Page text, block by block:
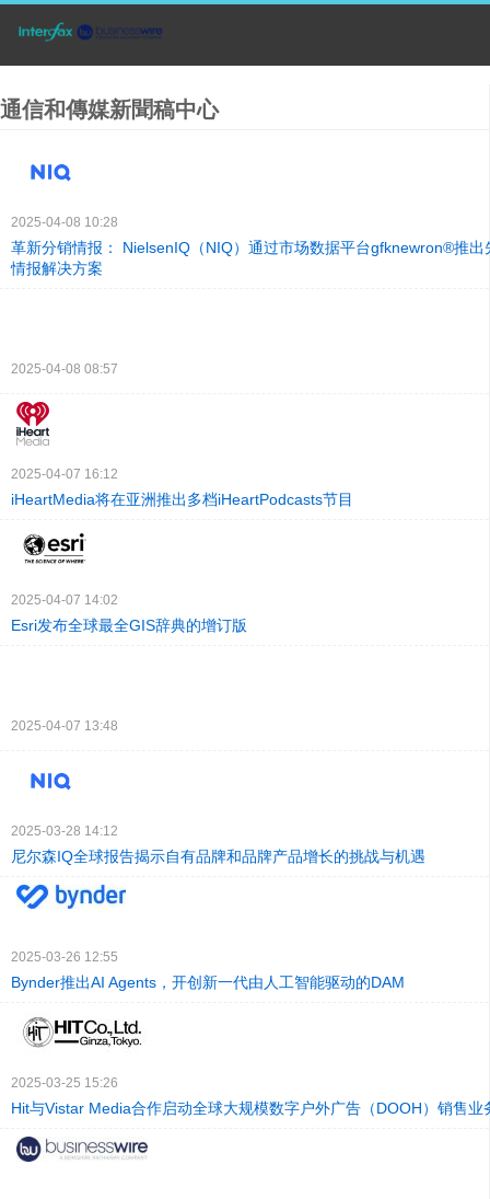
通信和傳媒新聞稿中心
2025-04-08 10:28
革新分销情报： NielsenIQ（NIQ）通过市场数据平台gfknewron®推出
情报解决方案
2025-04-08 08:57
2025-04-07 16:12
iHeartMedia将在亚洲推出多档iHeartPodcasts节目
2025-04-07 14:02
Esri发布全球最全GIS辞典的增订版
2025-04-07 13:48
2025-03-28 14:12
尼尔森IQ全球报告揭示自有品牌和品牌产品增长的挑战与机遇
2025-03-26 12:55
Bynder推出AI Agents，开创新一代由人工智能驱动的DAM
2025-03-25 15:26
Hit与Vistar Media合作启动全球大规模数字户外广告（DOOH）销售业